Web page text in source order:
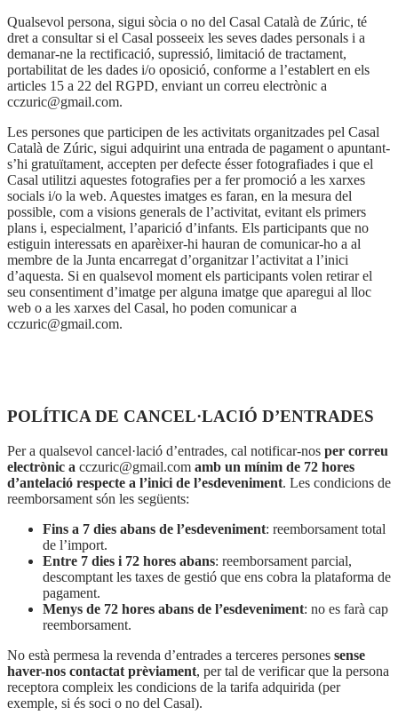
Qualsevol persona, sigui sòcia o no del Casal Català de Zúric, té
dret a consultar si el Casal posseeix les seves dades personals i a
demanar-ne la rectificació, supressió, limitació de tractament,
portabilitat de les dades i/o oposició, conforme a l’establert en els
articles 15 a 22 del RGPD, enviant un correu electrònic a
cczuric@gmail.com.
Les persones que participen de les activitats organitzades pel Casal
Català de Zúric, sigui adquirint una entrada de pagament o apuntant-
s’hi gratuïtament, accepten per defecte ésser fotografiades i que el
Casal utilitzi aquestes fotografies per a fer promoció a les xarxes
socials i/o la web. Aquestes imatges es faran, en la mesura del
possible, com a visions generals de l’activitat, evitant els primers
plans i, especialment, l’aparició d’infants. Els participants que no
estiguin interessats en aparèixer-hi hauran de comunicar-ho a al
membre de la Junta encarregat d’organitzar l’activitat a l’inici
d’aquesta. Si en qualsevol moment els participants volen retirar el
seu consentiment d’imatge per alguna imatge que aparegui al lloc
web o a les xarxes del Casal, ho poden comunicar a
cczuric@gmail.com.
POLÍTICA DE CANCEL·LACIÓ D’ENTRADES
Per a qualsevol cancel·lació d’entrades, cal notificar-nos per correu
electrònic a cczuric@gmail.com amb un mínim de 72 hores
d’antelació respecte a l’inici de l’esdeveniment. Les condicions de
reemborsament són les següents:
Fins a 7 dies abans de l’esdeveniment: reemborsament total
de l’import.
Entre 7 dies i 72 hores abans: reemborsament parcial,
descomptant les taxes de gestió que ens cobra la plataforma de
pagament.
Menys de 72 hores abans de l’esdeveniment: no es farà cap
reemborsament.
No està permesa la revenda d’entrades a terceres persones sense
haver-nos contactat prèviament, per tal de verificar que la persona
receptora compleix les condicions de la tarifa adquirida (per
exemple, si és soci o no del Casal).